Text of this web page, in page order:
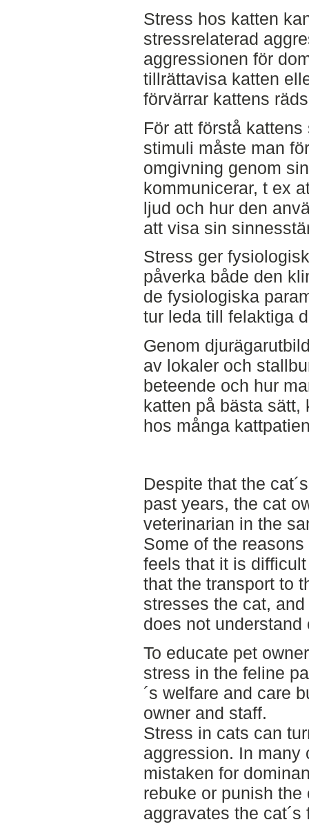
Stress hos katten
stressrelaterad
aggressionen för
tillrättavisa katten
förvärrar kattens
För att förstå
stimuli måste man
omgivning genom
kommunicerar, t ex
ljud och hur den
att visa sin
Stress ger
påverka både den
de fysiologiska
tur leda till felaktiga
Genom
av lokaler och
beteende och hur
katten på bästa sätt,
hos många
Despite that the
past years, the cat
veterinarian in the
Some of the
feels that it is
that the transport to
stresses the cat,
does not understand
To educate pet
stress in the feline
´s welfare and care
owner and staff.
Stress in cats can
aggression. In many
mistaken for
rebuke or punish
aggravates the